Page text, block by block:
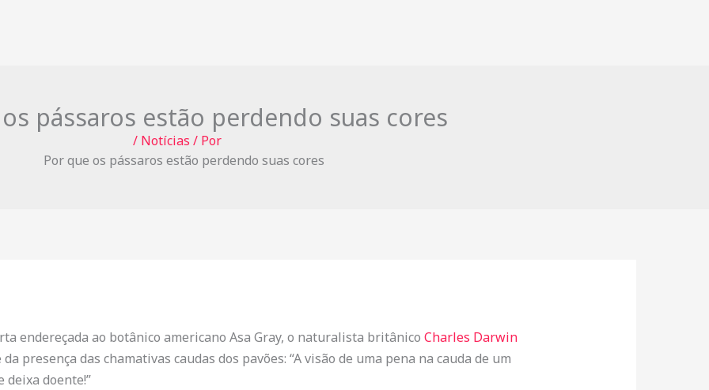
pássaros estão perdendo suas cores
/ Notícias / Por
endereçada ao botânico americano Asa Gray, o naturalista britânico Charles Darwin
presença das chamativas caudas dos pavões: “A visão de uma pena na cauda de um
deixa doente!”